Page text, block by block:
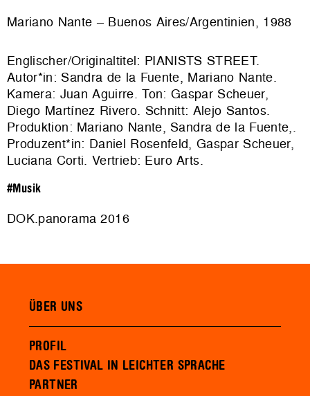
Mariano Nante–Buenos Aires/Argentinien, 1988
Englischer/Originaltitel: PIANISTS STREET.
Autor*in: Sandra de la Fuente, Mariano Nante.
Kamera: Juan Aguirre. Ton: Gaspar Scheuer,
Diego Martínez Rivero. Schnitt: Alejo Santos.
Produktion: Mariano Nante, Sandra de la Fuente,.
Produzent*in: Daniel Rosenfeld, Gaspar Scheuer,
Luciana Corti. Vertrieb: Euro Arts.
#Musik
DOK.panorama 2016
ÜBER UNS
PROFIL
DAS FESTIVAL IN LEICHTER SPRACHE
PARTNER